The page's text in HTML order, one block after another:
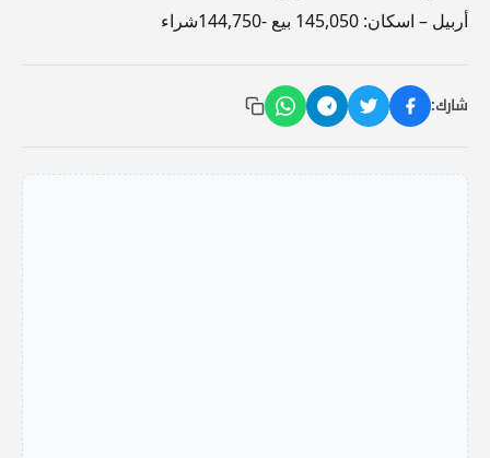
أربيل – اسكان: 145,050 بيع -144,750شراء
شارك: